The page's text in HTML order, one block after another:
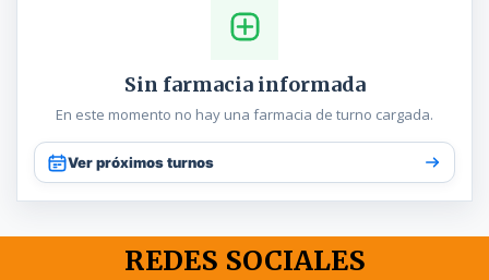
Sin farmacia informada
En este momento no hay una farmacia de turno cargada.
Ver próximos turnos
REDES SOCIALES